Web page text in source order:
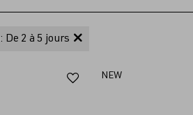
: De 2 à 5 jours
Ajouter
NEW